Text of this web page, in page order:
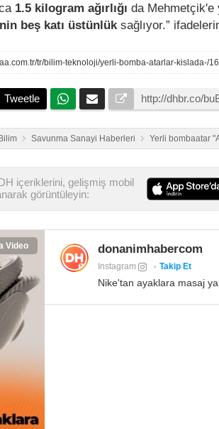
1.5 kilogram ağırlığı da Mehmetçik'e
beş katı üstünlüksağlıyor.”
tr/bilim-teknoloji/yerli-bomba-atarlar-kislada-/
Tweetle
Savunma Sanayi Haberleri Yerli bombaatar
içeriklerini, gelişmiş mobil
görüntüleyin:
Video donanimhabercom
Instagram Takip Et
Nike'tan ayaklara masaj